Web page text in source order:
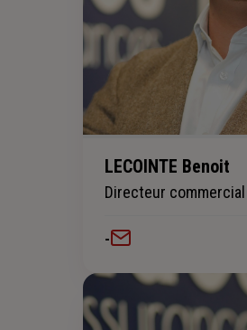
LECOINTE Benoit
Directeur commercial
-